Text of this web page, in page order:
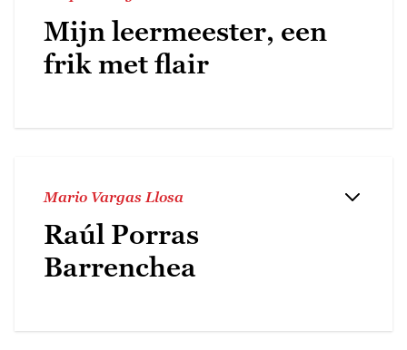
Mijn leermeester, een
frik met flair
Mario Vargas Llosa
Raúl Porras
Barrenchea